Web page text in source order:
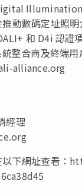
動數碼定址照
和 D4i 認證
整合商及終端
alliance.org
經理
以下網址查看